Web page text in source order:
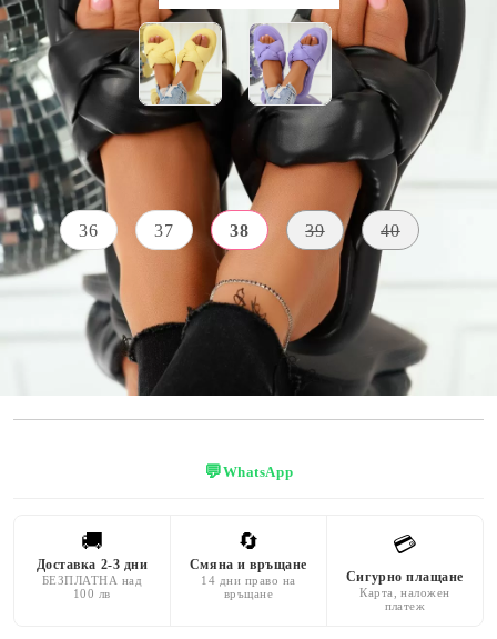
Размер на обувки: Таблица с размери
36 37 38 39 40
ЦВЯТ
черен
ВИСОЧИНА НА
ПОДМЕТКАТА
3 CM
💬WhatsApp
🚚
Доставка 2-3 дни
БЕЗПЛАТНА над
100 лв
🔄
Смяна и връщане
14 дни право на
връщане
💳
Сигурно плащане
Карта, наложен
платеж